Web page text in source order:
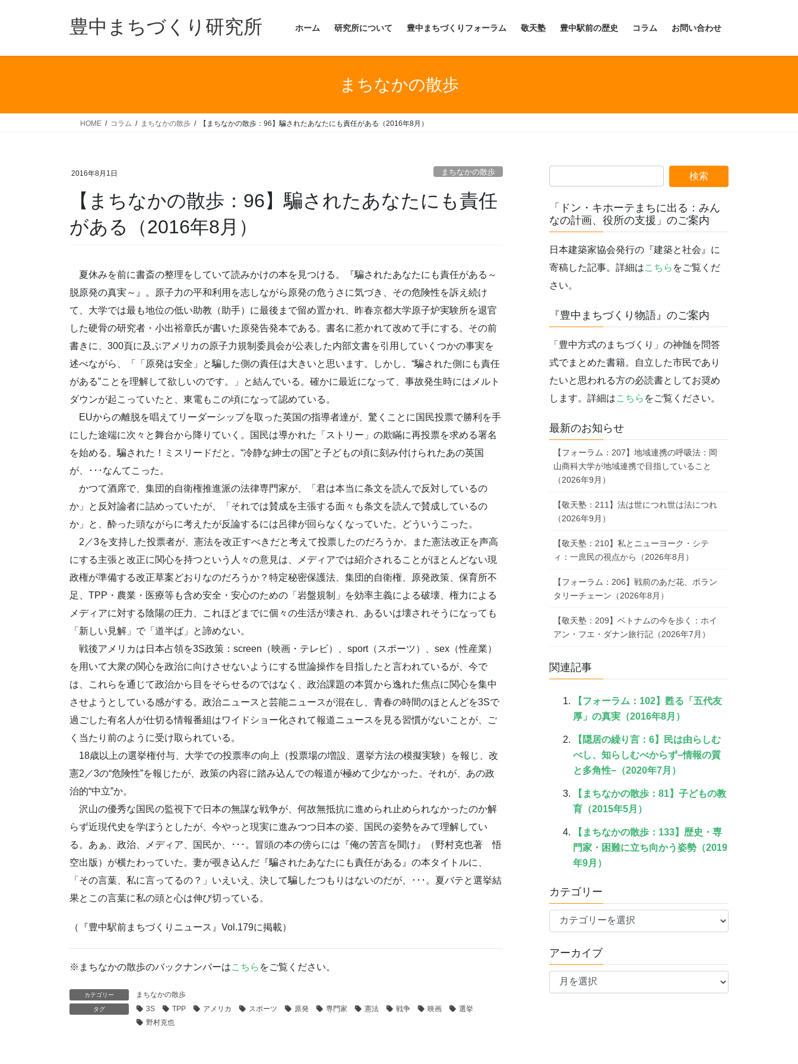
豊中まちづくり研究所 ホーム 研究所について 豊中まちづくりフォーラム 敬天塾 豊中駅前の歴史 コラム お問い合わせ
まちなかの散歩
HOME コラム まちなかの散歩 【まちなかの散歩：96】騙されたあなたにも責任がある（2016年8月）
2016年8月1日 まちなかの散歩
【まちなかの散歩：96】騙されたあなたにも責任
がある（2016年8月）
夏休みを前に書斎の整理をしていて読みかけの本を見つける。『騙されたあなたにも責任がある～
脱原発の真実～』。原子力の平和利用を志しながら原発の危うさに気づき、その危険性を訴え続け
て、大学では最も地位の低い助教（助手）に最後まで留め置かれ、昨春京都大学原子炉実験所を退官
した硬骨の研究者・小出裕章氏が書いた原発告発本である。書名に惹かれて改めて手にする。その前
書きに、300頁に及ぶアメリカの原子力規制委員会が公表した内部文書を引用していくつかの事実を
述べながら、「「原発は安全」と騙した側の責任は大きいと思います。しかし、“騙された側にも責任
がある”ことを理解して欲しいのです。」と結んでいる。確かに最近になって、事故発生時にはメルト
ダウンが起こっていたと、東電もこの頃になって認めている。
EUからの離脱を唱えてリーダーシップを取った英国の指導者達が、驚くことに国民投票で勝利を手
にした途端に次々と舞台から降りていく。国民は導かれた「ストリー」の欺瞞に再投票を求める署名
を始める。騙された！ミスリードだと。“冷静な紳士の国”と子どもの頃に刻み付けられたあの英国
が、･･･なんてこった。
かつて酒席で、集団的自衛権推進派の法律専門家が、「君は本当に条文を読んで反対しているの
か」と反対論者に詰めっていたが、「それでは賛成を主張する面々も条文を読んで賛成しているの
か」と、酔った頭ながらに考えたが反論するには呂律が回らなくなっていた。どういうこった。
2／3を支持した投票者が、憲法を改正すべきだと考えて投票したのだろうか。また憲法改正を声高
にする主張と改正に関心を持つという人々の意見は、メディアでは紹介されることがほとんどない現
政権が準備する改正草案どおりなのだろうか？特定秘密保護法、集団的自衛権、原発政策、保育所不
足、TPP・農業・医療等も含め安全・安心のための「岩盤規制」を効率主義による破壊、権力による
メディアに対する陰陽の圧力、これほどまでに個々の生活が壊され、あるいは壊されそうになっても
「新しい見解」で「道半ば」と諦めない。
戦後アメリカは日本占領を3S政策：screen（映画・テレビ）、sport（スポーツ）、sex（性産業）
を用いて大衆の関心を政治に向けさせないようにする世論操作を目指したと言われているが、今で
は、これらを通じて政治から目をそらせるのではなく、政治課題の本質から逸れた焦点に関心を集中
させようとしている感がする。政治ニュースと芸能ニュースが混在し、青春の時間のほとんどを3Sで
過ごした有名人が仕切る情報番組はワイドショー化されて報道ニュースを見る習慣がないことが、ご
く当たり前のように受け取られている。
18歳以上の選挙権付与、大学での投票率の向上（投票場の増設、選挙方法の模擬実験）を報じ、改
憲2／3の“危険性”を報じたが、政策の内容に踏み込んでの報道が極めて少なかった。それが、あの政
治的“中立”か。
沢山の優秀な国民の監視下で日本の無謀な戦争が、何故無抵抗に進められ止められなかったのか解
らず近現代史を学ぼうとしたが、今やっと現実に進みつつ日本の姿、国民の姿勢をみて理解してい
る。あぁ、政治、メディア、国民か、･･･。冒頭の本の傍らには『俺の苦言を聞け』（野村克也著 悟
空出版）が横たわっていた。妻が覗き込んだ『騙されたあなたにも責任がある』の本タイトルに、
「その言葉、私に言ってるの？」いえいえ、決して騙したつもりはないのだが、･･･。夏バテと選挙結
果とこの言葉に私の頭と心は伸び切っている。
（『豊中駅前まちづくりニュース』Vol.179に掲載）
※まちなかの散歩のバックナンバーはこちら をご覧ください。
カテゴリー まちなかの散歩
タグ 3S TPP アメリカ スポーツ 原発 専門家 憲法 戦争 映画
選挙
野村克也
「ドン・キホーテまちに出る：みん
なの計画、役所の支援」のご案内
日本建築家協会発行の『建築と社会』に
寄稿した記事。詳細はこちら をご覧くだ
さい。
『豊中まちづくり物語』のご案内
「豊中方式のまちづくり」の神髄を問答
式でまとめた書籍。自立した市民であり
たいと思われる方の必読書としてお奨め
します。詳細はこちら をご覧ください。
最新のお知らせ
【フォーラム：207】地域連携の呼吸法：岡
山商科大学が地域連携で目指していること
（2026年9月）
【敬天塾：211】法は世につれ世は法につれ
（2026年9月）
【敬天塾：210】私とニューヨーク・シテ
ィ：一庶民の視点から（2026年8月）
【フォーラム：206】戦前のあだ花、ボラン
タリーチェーン（2026年8月）
【敬天塾：209】ベトナムの今を歩く：ホイ
アン・フエ・ダナン旅行記（2026年7月）
関連記事
【フォーラム：102】甦る「五代友
厚」の真実（2016年8月）
【隠居の繰り言：6】民は由らしむ
べし、知らしむべからず−情報の質
と多角性−（2020年7月）
【まちなかの散歩：81】子どもの教
育（2015年5月）
【まちなかの散歩：133】歴史・専
門家・困難に立ち向かう姿勢（2019
年9月）
カテゴリー
テ
リ
ー
アーカイブ
ア